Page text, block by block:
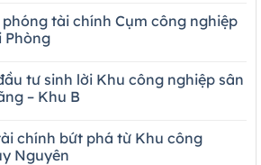
phóng tài chính Cụm công nghiệp
Phòng
tư sinh lời Khu công nghiệp sân
– Khu B
chính bứt phá từ Khu công
Nguyên